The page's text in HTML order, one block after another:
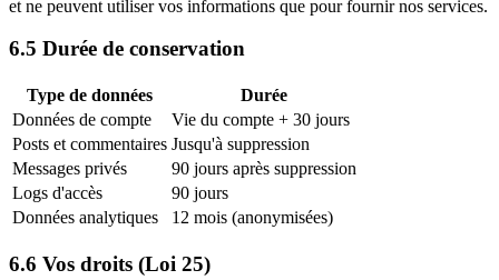
et ne peuvent utiliser vos informations que pour fournir nos services.
6.5 Durée de conservation
Type de données
Durée
Données de compte
Vie du compte + 30 jours
Posts et commentaires Jusqu'à suppression
Messages privés
90 jours après suppression
Logs d'accès
90 jours
Données analytiques
12 mois (anonymisées)
6.6 Vos droits (Loi 25)